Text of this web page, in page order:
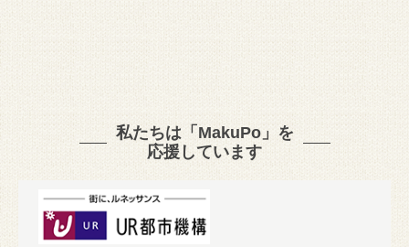
私たちは「MakuPo」を
応援しています